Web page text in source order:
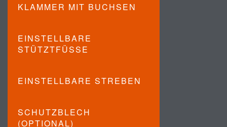
KLAMMER MIT BUCHSEN
EINSTELLBARE
STÜTZTFÜSSE
EINSTELLBARE STREBEN
SCHUTZBLECH
(OPTIONAL)